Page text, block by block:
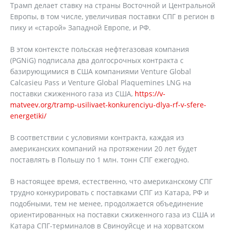
Трамп делает ставку на страны Восточной и Центральной
Европы, в том числе, увеличивая поставки СПГ в регион в
пику и «старой» Западной Европе, и РФ.
В этом контексте польская нефтегазовая компания
(PGNiG) подписала два долгосрочных контракта с
базирующимися в США компаниями Venture Global
Calcasieu Pass и Venture Global Plaquemines LNG на
поставки сжиженного газа из США, https://v-
matveev.org/tramp-usilivaet-konkurenciyu-dlya-rf-v-sfere-
energetiki/
В соответствии с условиями контракта, каждая из
американских компаний на протяжении 20 лет будет
поставлять в Польшу по 1 млн. тонн СПГ ежегодно.
В настоящее время, естественно, что американскому СПГ
трудно конкурировать с поставками СПГ из Катара, РФ и
подобными, тем не менее, продолжается объединение
ориентированных на поставки сжиженного газа из США и
Катара СПГ-терминалов в Свиноуйсце и на хорватском